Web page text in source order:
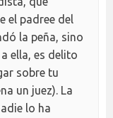
el padree del
la peña, sino
ella, es delito
sobre tu
un juez). La
lo ha